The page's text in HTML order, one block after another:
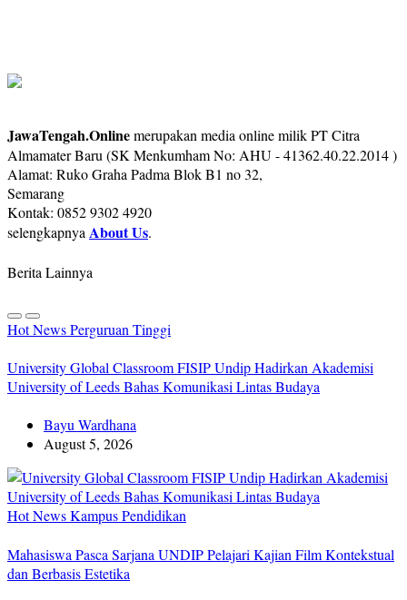
JawaTengah.Onlinemerupakan media online milik PT Citra
Almamater Baru (SK Menkumham No: AHU - 41362.40.22.2014 )
Alamat: Ruko Graha Padma Blok B1 no 32,
Semarang
Kontak: 0852 9302 4920
selengkapnyaAbout Us.
Berita Lainnya
Hot NewsPerguruan Tinggi
University Global Classroom FISIP Undip Hadirkan Akademisi
University of Leeds Bahas Komunikasi Lintas Budaya
Bayu Wardhana
August 5, 2026
Hot NewsKampusPendidikan
Mahasiswa Pasca Sarjana UNDIP Pelajari Kajian Film Kontekstual
dan Berbasis Estetika